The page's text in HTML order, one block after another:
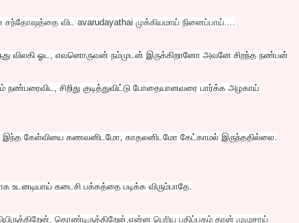
விட avarudayathai முக்கியமாய் நினைப்பாய்....
விலகி ஓட, எவனொருவன் நம்முடன் இருக்கிறானோ அவனே சிறந்த நண்பன்
நண்பரைவிட, சிறிது குடித்துவிட்டு போதையானவரை பார்க்க அழகாய்
கேள்வியை கணவனிடமோ, காதலனிடமோ கேட்காமல் இருந்ததில்லை.
கடைசி பக்கத்தை படிக்க விரும்பாதே.
கொண்டிருக்கிறேன்.என்ன பெரிய பதிப்பகம் தான் முழுசாய்